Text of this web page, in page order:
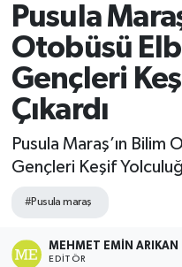
Pusula
Otobüsü
Gençleri
Çıkardı
Pusula Maraş’ın Bilim
Gençleri Keşif
#Pusula maraş
MEHMET EMIN ARIKAN
EDITÖR
Tüm Manşetler
Son Dakika
Haber Arşivi